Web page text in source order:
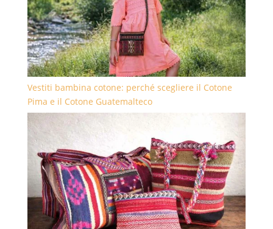
Vestiti bambina cotone: perché scegliere il Cotone
Pima e il Cotone Guatemalteco